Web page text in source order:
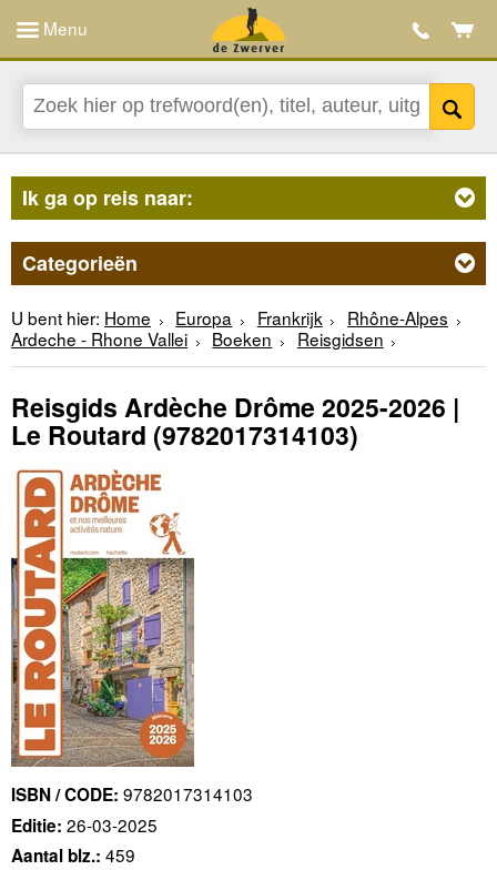
Menu
Ik ga op reis naar:
Categorieën
U bent hier: Home Europa Frankrijk
Rhône-Alpes
Ardeche - Rhone Vallei
Boeken Reisgidsen
Reisgids Ardèche Drôme 2025-2026 |
Le Routard (9782017314103)
ISBN / CODE: 9782017314103
Editie: 26-03-2025
Aantal blz.: 459